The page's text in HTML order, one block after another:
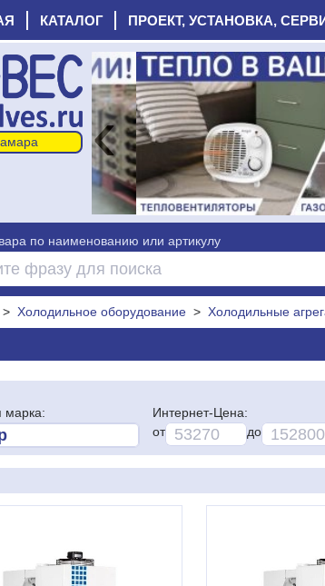
КАТАЛОГ ПРОЕКТ, УСТАНОВКА,
‹
по наименованию или артикулу
> Холодильное оборудование > Холодильные
марка:
Интернет-Цена:
от
до